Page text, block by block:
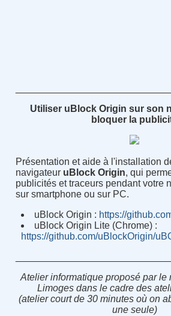
Utiliser uBlock Origin sur son
bloquer la
Présentation et aide à l'installation
navigateur uBlock Origin, qui
publicités et traceurs pendant votre
sur smartphone ou sur PC.
uBlock Origin : https://
uBlock Origin Lite (Chrome) :
https://github.com/uBlockOrigin/
Atelier informatique proposé par le
Limoges dans le cadre des
(atelier court de 30 minutes où on
une seule)